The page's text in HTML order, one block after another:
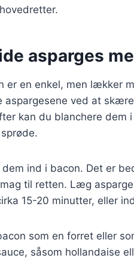
asparges
er en enkel, men lækker
aspargesene ved at
kan du blanchere dem
ind i bacon. Det er
til retten. Læg
15-20 minutter, eller
som en forret eller
såsom hollandaise